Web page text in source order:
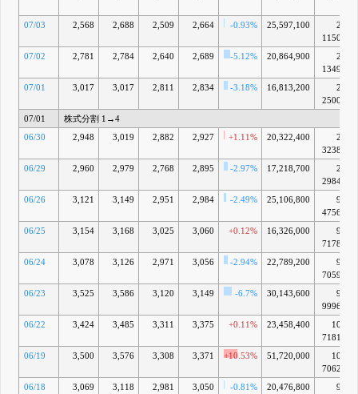
07/03
2,568 2,688 2,509 2,664 -0.93% 25,597,100
2兆
1150億
07/02
2,781 2,784 2,640 2,689 -5.12% 20,864,900
2兆
1349億
07/01
3,017 3,017 2,811 2,834 -3.18% 16,813,200
2兆
2500億
07/01
株式分割 1→4
06/30
2,948 3,019 2,882 2,927 +1.11% 20,322,400
2兆
3238億
06/29
2,960 2,979 2,768 2,895 -2.97% 17,218,700
2兆
2984億
06/26
3,121 3,149 2,951 2,984 -2.49% 25,106,800
9兆
4756億
06/25
3,154 3,168 3,025 3,060 +0.12% 16,326,000
9兆
7178億
06/24
3,078 3,126 2,971 3,056 -2.94% 22,789,200
9兆
7059億
06/23
3,525 3,586 3,120 3,149 -6.7% 30,143,600
9兆
9996億
06/22
3,424 3,485 3,311 3,375 +0.11% 23,458,400
10兆
7181億
06/19
3,500 3,576 3,308 3,371 +10.53% 51,720,000
10兆
7062億
06/18
3,069 3,118 2,981 3,050 -0.81% 20,476,800
9兆